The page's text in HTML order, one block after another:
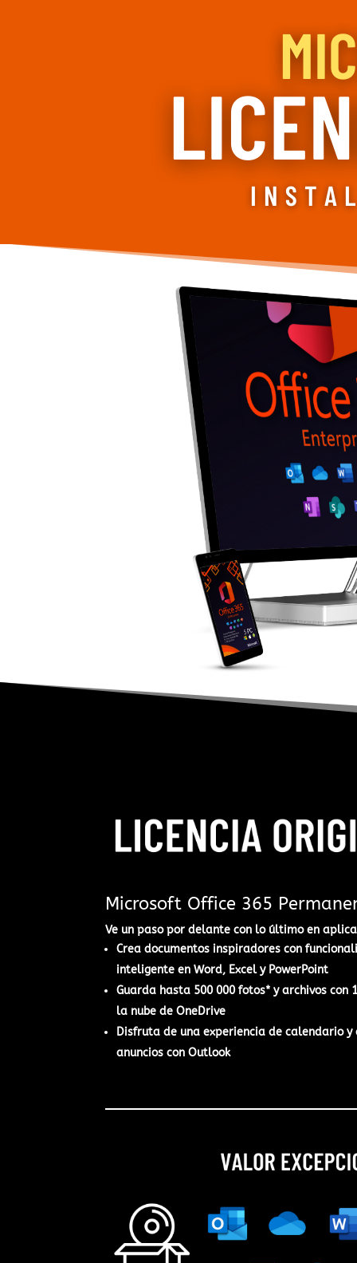
Microsoft Office 365
Ve un paso por delante con lo último en
Crea documentos inspiradores con
inteligente en Word, Excel y PowerPoint​
Guarda hasta 500 000 fotos* y archivos con
la nube de OneDrive
Disfruta de una experiencia de calendario
anuncios con Outlook